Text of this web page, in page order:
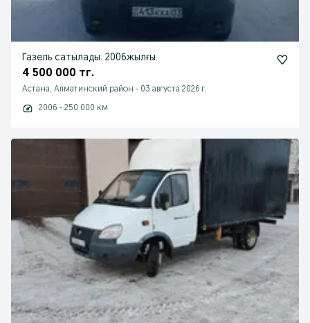
Газель сатылады. 2006жылғы.
4 500 000 тг.
Астана, Алматинский район - 03 августа 2026 г.
2006 - 250 000 км